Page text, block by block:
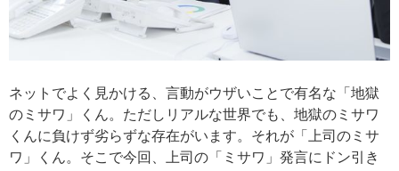
ネットでよく見かける、言動がウザいことで有名な「地獄
のミサワ」くん。ただしリアルな世界でも、地獄のミサワ
くんに負けず劣らずな存在がいます。それが「上司のミサ
ワ」くん。そこで今回、上司の「ミサワ」発言にドン引き